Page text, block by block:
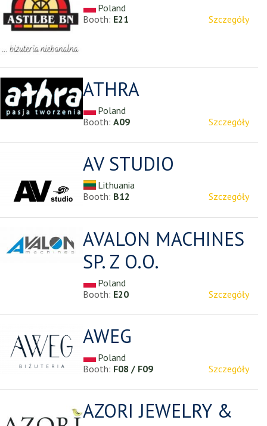
Poland
Booth: E21 Szczegóły
ATHRA
Poland
Booth:A09 Szczegóły
AV STUDIO
Lithuania
Booth: B12 Szczegóły
AVALON MACHINES
SP. Z O.O.
Poland
Booth: E20 Szczegóły
AWEG
Poland
Booth: F08 / F09 Szczegóły
AZORI JEWELRY &